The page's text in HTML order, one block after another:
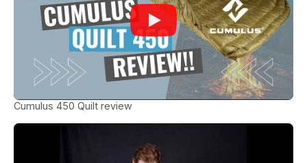
Cumulus 450 Quilt review